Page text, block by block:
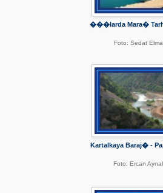
���larda Mara�
Foto: Sedat Elma
Kartalkaya Baraj� -
Foto: Ercan Aynal